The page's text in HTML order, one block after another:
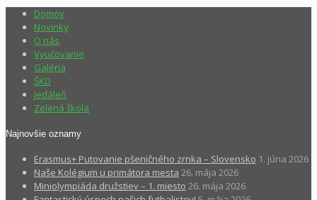
Domov
Novinky
O nás
Vyučovanie
Galéria
ŠKD
Jedáleň
Zelená škola
Najnovšie oznamy
Erasmus+ Putovanie pšeničného zrnka – Slovensko 1. júna 2026
Naše Kolégium u primátora mesta 26. mája 2026
Miniolympiáda družstiev – 1. miesto 26. mája 2026